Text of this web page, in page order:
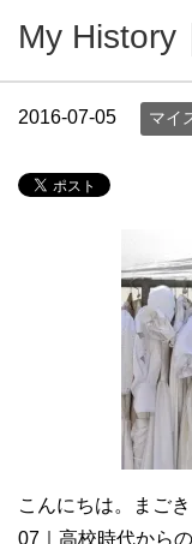
My History
2016-07-05 マイ
こんにちは。まご
07｜高校時代から